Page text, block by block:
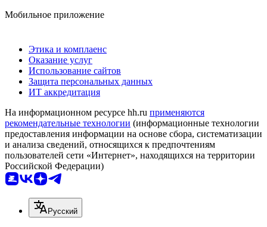
Мобильное приложение
Этика и комплаенс
Оказание услуг
Использование сайтов
Защита персональных данных
ИТ аккредитация
На информационном ресурсе hh.ru применяются
рекомендательные технологии (информационные технологии
предоставления информации на основе сбора, систематизации
и анализа сведений, относящихся к предпочтениям
пользователей сети «Интернет», находящихся на территории
Российской Федерации)
Русский